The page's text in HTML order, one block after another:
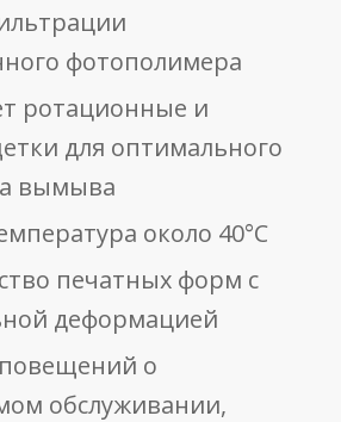
фотополимера
ротационные и
для оптимального
вымыва
около 40°C
печатных форм с
деформацией
о
обслуживании,